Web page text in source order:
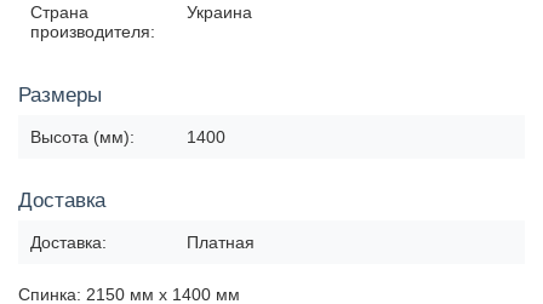
Страна
производителя:
Украина
Размеры
Высота (мм): 1400
Доставка
Доставка: Платная
Спинка: 2150 мм х 1400 мм